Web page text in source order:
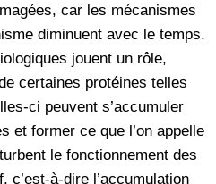
car les mécanismes
diminuent avec le temps.
jouent un rôle,
certaines protéines telles
ci peuvent s’accumuler
et former ce que l’on appelle
le fonctionnement des
à-dire l’accumulation